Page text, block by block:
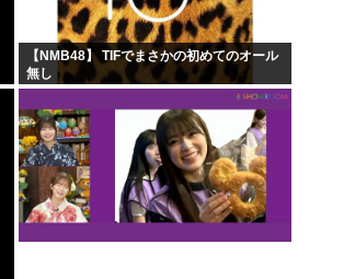
【超画像 】週刊少年ジャ
外国人「2002年W杯は?」
海外「日本なんて行くんじ
【NMB48】 TIFでまさかの初めてのオール
無し